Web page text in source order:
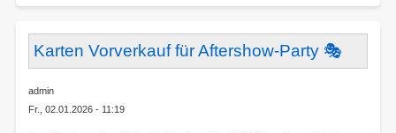
DJK
Karten Vorverkauf für Aftershow-Party 🎭
admin
Fr., 02.01.2026 - 11:19